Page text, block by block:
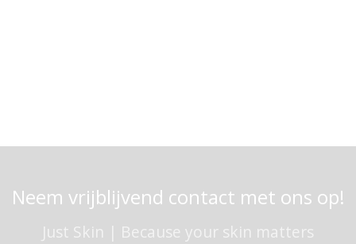
Neem vrijblijvend contact met ons op!
Just Skin | Because your skin matters